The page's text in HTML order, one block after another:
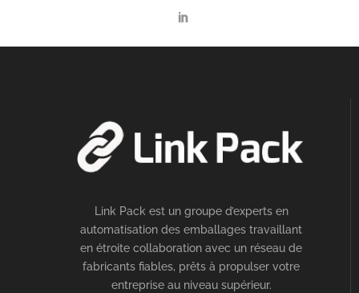
Link Pack est un groupe d’experts en
automatisation des emballages travaillant
en étroite collaboration avec un réseau de
fabricants fiables, prêts à propulser votre
entreprise au niveau supérieur.